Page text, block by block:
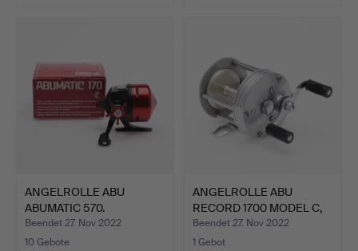
ANGELROLLE ABU
ABUMATIC 570.
Beendet 27. Nov 2022
10 Gebote
ANGELROLLE ABU
RECORD 1700 MODEL C,
WOHL 1…
Beendet 27. Nov 2022
1 Gebot